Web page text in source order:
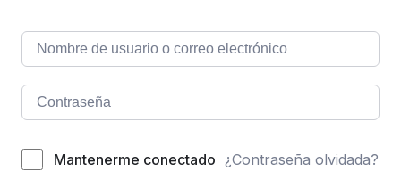
Mantenerme conectado ¿Contraseña olvidada?